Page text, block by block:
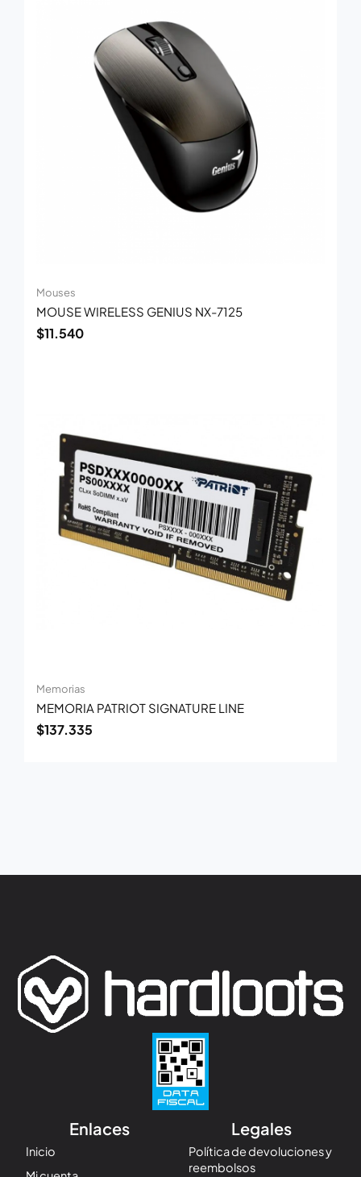
Mouses
MOUSE WIRELESS GENIUS NX-7125
$11.540
Memorias
MEMORIA PATRIOT SIGNATURE LINE
$137.335
Enlaces
Inicio
Legales
Política de devoluciones y
reembolsos